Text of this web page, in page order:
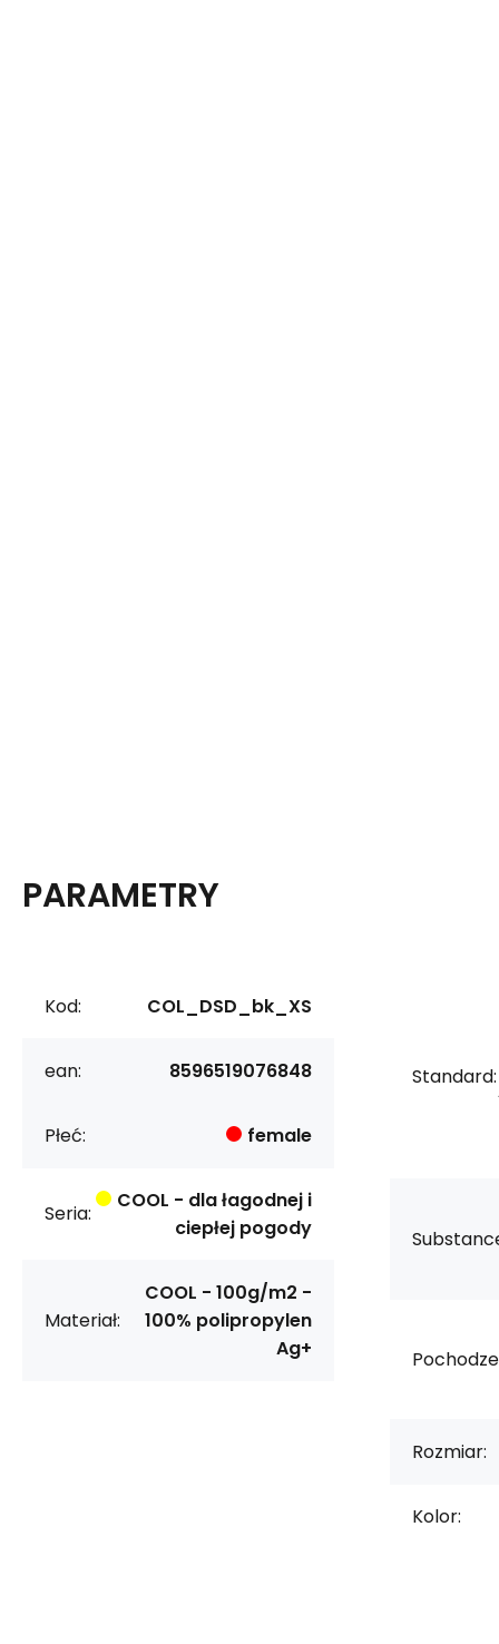
PARAMETRY
Kod: COL_DSD_bk_XS
ean: 8596519076848
Płeć: female
Seria:
COOL - dla łagodnej i
ciepłej pogody
Materiał:
COOL - 100g/m2 -
100% polipropylen
Ag+
Standard:
Rozmiar:
Kolor: